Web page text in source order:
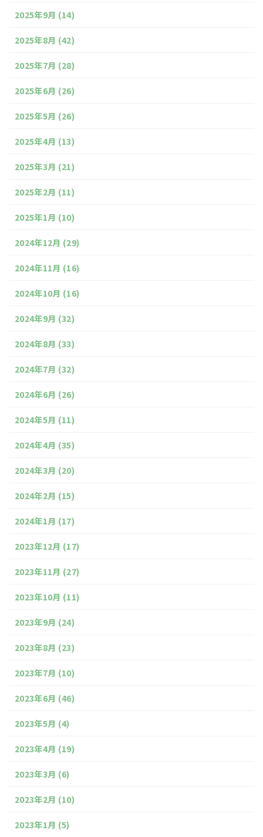
2025年9月 (14)
2025年8月 (42)
2025年7月 (28)
2025年6月 (26)
2025年5月 (26)
2025年4月 (13)
2025年3月 (21)
2025年2月 (11)
2025年1月 (10)
2024年12月 (29)
2024年11月 (16)
2024年10月 (16)
2024年9月 (32)
2024年8月 (33)
2024年7月 (32)
2024年6月 (26)
2024年5月 (11)
2024年4月 (35)
2024年3月 (20)
2024年2月 (15)
2024年1月 (17)
2023年12月 (17)
2023年11月 (27)
2023年10月 (11)
2023年9月 (24)
2023年8月 (23)
2023年7月 (10)
2023年6月 (46)
2023年5月 (4)
2023年4月 (19)
2023年3月 (6)
2023年2月 (10)
2023年1月 (5)